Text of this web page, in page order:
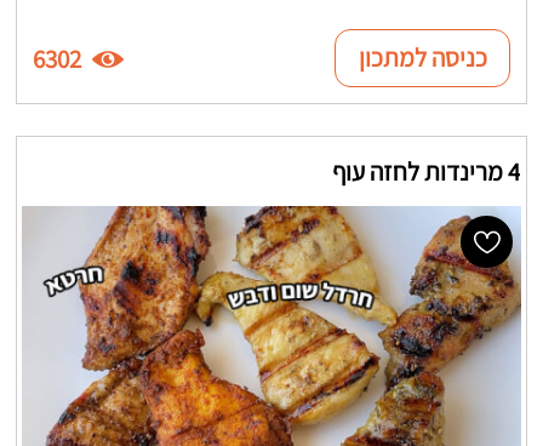
כניסה למתכון 6302
4 מרינדות לחזה עוף